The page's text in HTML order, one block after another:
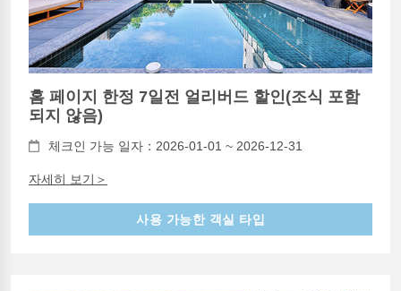
홈 페이지 한정 7일전 얼리버드 할인(조식 포함
되지 않음)
체크인 가능 일자：2026-01-01 ~ 2026-12-31
자세히 보기＞
사용 가능한 객실 타입